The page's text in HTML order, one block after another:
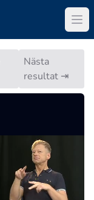
Nästa
resultat ⇥